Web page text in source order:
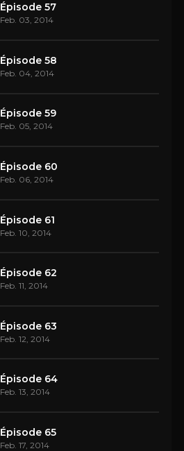
Épisode 57
Feb. 03, 2014
Épisode 58
Feb. 04, 2014
Épisode 59
Feb. 05, 2014
Épisode 60
Feb. 06, 2014
Épisode 61
Feb. 10, 2014
Épisode 62
Feb. 11, 2014
Épisode 63
Feb. 12, 2014
Épisode 64
Feb. 13, 2014
Épisode 65
Feb. 17, 2014